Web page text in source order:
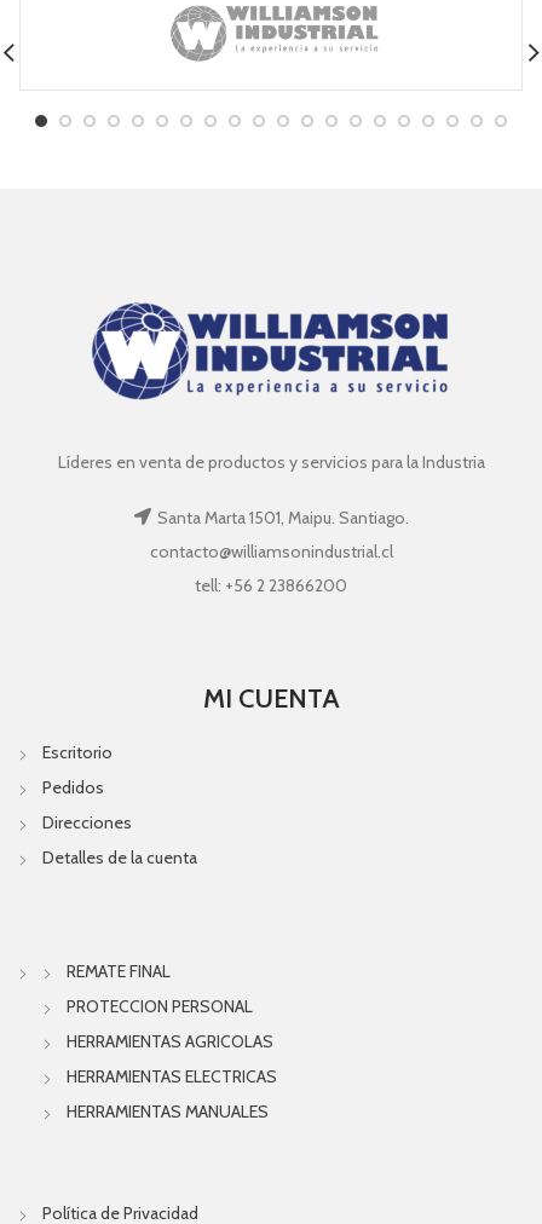
Líderes en venta de productos y servicios para la Industria
Santa Marta 1501, Maipu. Santiago.
contacto@williamsonindustrial.cl
tell: +56 2 23866200
MI CUENTA
Escritorio
Pedidos
Direcciones
Detalles de la cuenta
REMATE FINAL
PROTECCION PERSONAL
HERRAMIENTAS AGRICOLAS
HERRAMIENTAS ELECTRICAS
HERRAMIENTAS MANUALES
Política de Privacidad